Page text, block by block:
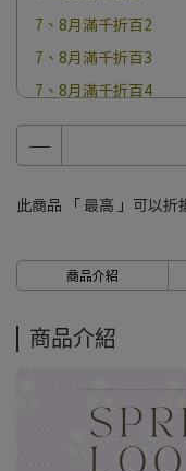
7、8月滿千折百2
7、8月滿千折百3
7、8月滿千折百4
7、8月滿千折百5
7、8月滿千折百10
7、8月滿千折百12
7、8月滿千折百14
7、8月滿千折百15
此商品 「 最高 」可以折
商品介紹
商品介紹